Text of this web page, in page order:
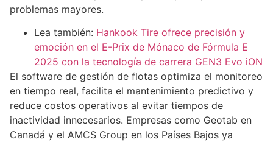
problemas mayores.
Lea también: Hankook Tire ofrece precisión y
emoción en el E-Prix de Mónaco de Fórmula E
2025 con la tecnología de carrera GEN3 Evo iON
El software de gestión de flotas optimiza el monitoreo
en tiempo real, facilita el mantenimiento predictivo y
reduce costos operativos al evitar tiempos de
inactividad innecesarios. Empresas como Geotab en
Canadá y el AMCS Group en los Países Bajos ya